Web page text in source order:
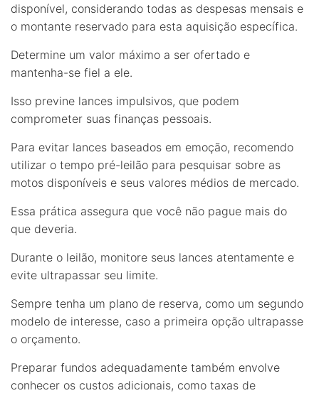
disponível, considerando todas as despesas mensais e
o montante reservado para esta aquisição específica.
Determine um valor máximo a ser ofertado e
mantenha-se fiel a ele.
Isso previne lances impulsivos, que podem
comprometer suas finanças pessoais.
Para evitar lances baseados em emoção, recomendo
utilizar o tempo pré-leilão para pesquisar sobre as
motos disponíveis e seus valores médios de mercado.
Essa prática assegura que você não pague mais do
que deveria.
Durante o leilão, monitore seus lances atentamente e
evite ultrapassar seu limite.
Sempre tenha um plano de reserva, como um segundo
modelo de interesse, caso a primeira opção ultrapasse
o orçamento.
Preparar fundos adequadamente também envolve
conhecer os custos adicionais, como taxas de